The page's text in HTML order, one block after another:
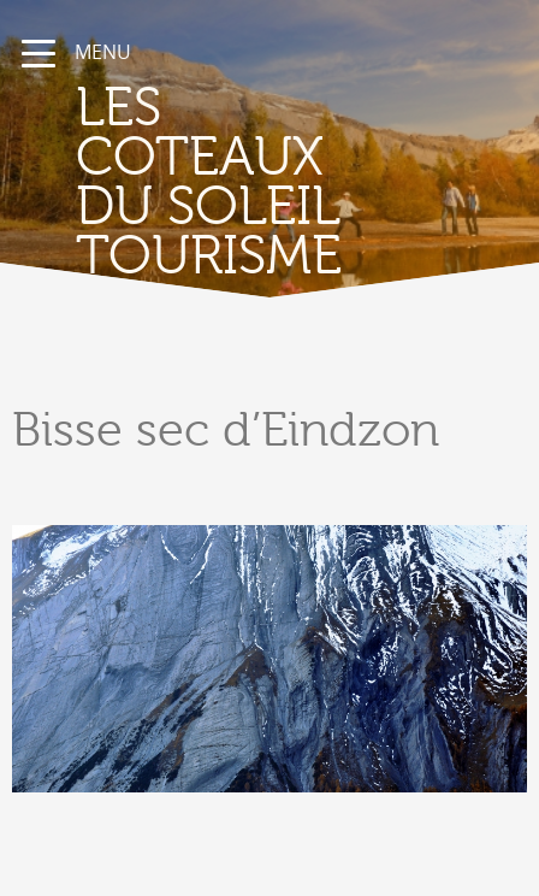
MENU
LES
COTEAUX
DU SOLEIL
TOURISME
Bisse sec d’Eindzon